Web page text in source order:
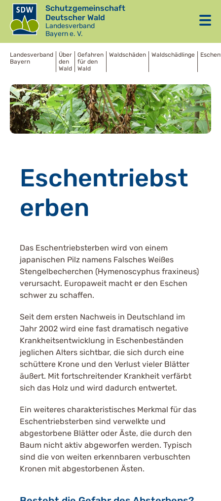
Schutzgemeinschaft
Deutscher Wald
Landesverband
Bayern e. V.
Landesverband
Bayern
Über
den
Wald
Gefahren
für den
Wald
Waldschäden Waldschädlinge
Eschentriebst
erben
Das Eschentriebsterben wird von einem
japanischen Pilz namens Falsches Weißes
Stengelbecherchen (Hymenoscyphus fraxineus)
verursacht. Europaweit macht er den Eschen
schwer zu schaffen.
Seit dem ersten Nachweis in Deutschland im
Jahr 2002 wird eine fast dramatisch negative
Krankheitsentwicklung in Eschenbeständen
jeglichen Alters sichtbar, die sich durch eine
schüttere Krone und den Verlust vieler Blätter
äußert. Mit fortschreitender Krankheit verfärbt
sich das Holz und wird dadurch entwertet.
Ein weiteres charakteristisches Merkmal für das
Eschentriebsterben sind verwelkte und
abgestorbene Blätter oder Äste, die durch den
Baum nicht aktiv abgeworfen werden. Typisch
sind die von weiten erkennbaren verbuschten
Kronen mit abgestorbenen Ästen.